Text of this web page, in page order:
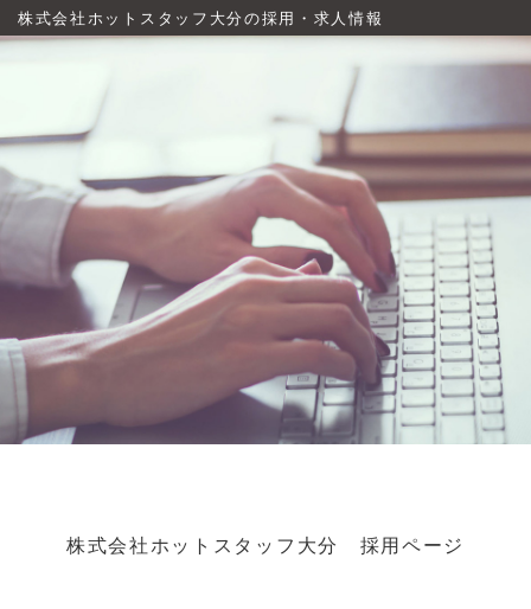
株式会社ホットスタッフ大分の採用・求人情報
株式会社ホットスタッフ大分 採用ページ